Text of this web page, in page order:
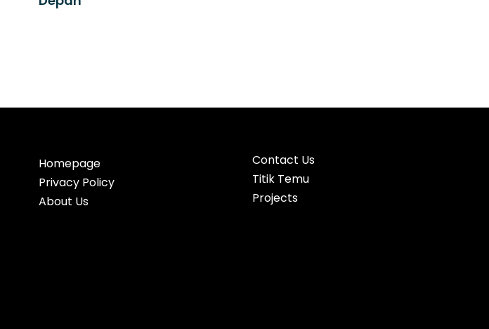
Homepage
Privacy Policy
About Us
Contact Us
Titik Temu
Projects